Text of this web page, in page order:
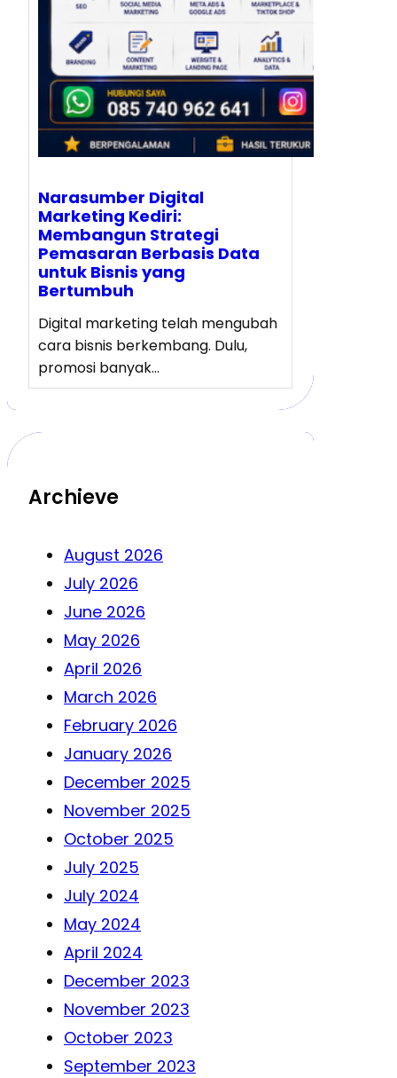
Narasumber Digital
Marketing Kediri:
Membangun Strategi
Pemasaran Berbasis Data
untuk Bisnis yang
Bertumbuh
Digital marketing telah mengubah
cara bisnis berkembang. Dulu,
promosi banyak…
Archieve
August 2026
July 2026
June 2026
May 2026
April 2026
March 2026
February 2026
January 2026
December 2025
November 2025
October 2025
July 2025
July 2024
May 2024
April 2024
December 2023
November 2023
October 2023
September 2023